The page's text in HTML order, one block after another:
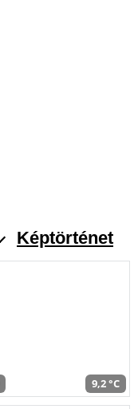
Képtörténet
9,2 °C